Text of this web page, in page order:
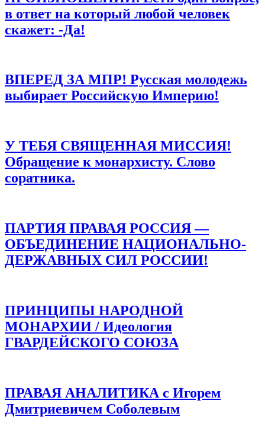
в ответ на который любой человек
скажет: -Да!
ВПЕРЕД ЗА МПР! Русская молодежь
выбирает Российскую Империю!
У ТЕБЯ СВЯЩЕННАЯ МИССИЯ!
Обращение к монархисту. Слово
соратника.
ПАРТИЯ ПРАВАЯ РОССИЯ —
ОБЪЕДИНЕНИЕ НАЦИОНАЛЬНО-
ДЕРЖАВНЫХ СИЛ РОССИИ!
ПРИНЦИПЫ НАРОДНОЙ
МОНАРХИИ / Идеология
ГВАРДЕЙСКОГО СОЮЗА
ПРАВАЯ АНАЛИТИКА с Игорем
Дмитриевичем Соболевым